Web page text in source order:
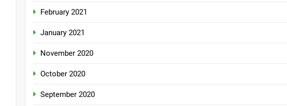
February 2021
January 2021
November 2020
October 2020
September 2020